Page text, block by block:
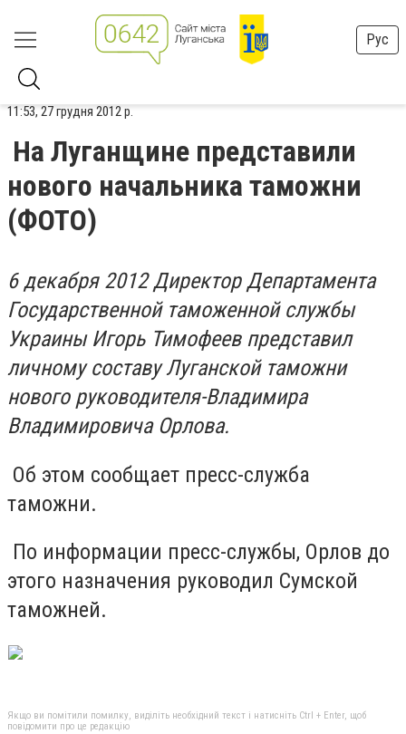
Рус
11:53, 27 грудня 2012 р.
На Луганщине представили
нового начальника таможни
(ФОТО)
6 декабря 2012 Директор Департамента
Государственной таможенной службы
Украины Игорь Тимофеев представил
личному составу Луганской таможни
нового руководителя-Владимира
Владимировича Орлова.
Об этом сообщает пресс-служба
таможни.
По информации пресс-службы, Орлов до
этого назначения руководил Сумской
таможней.
Якщо ви помітили помилку, виділіть необхідний текст і натисніть Ctrl + Enter, щоб
повідомити про це редакцію